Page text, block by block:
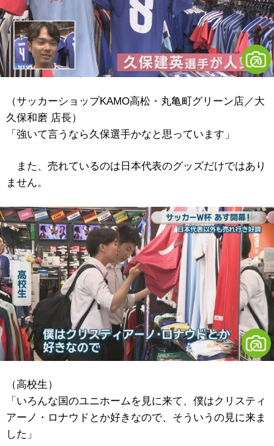
（サッカーショップKAMO高松・丸亀町グリーン店／大
久保和磨 店長）
「強いて言うなら久保選手かなと思っています」
また、売れているのは日本代表のグッズだけではあり
ません。
（高校生）
「いろんな国のユニホームを見に来て、僕はクリスティ
アーノ・ロナウドとか好きなので、そういうの見に来ま
した」